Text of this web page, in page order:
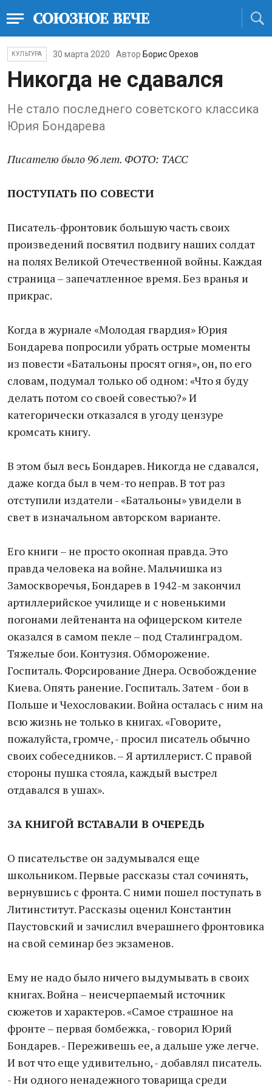
КУЛЬТУРА 30 марта 2020 Автор Борис Орехов
Никогда не сдавался
Не стало последнего советского классика
Юрия Бондарева
Писателю было 96 лет. ФОТО: ТАСС
ПОСТУПАТЬ ПО СОВЕСТИ
Писатель-фронтовик большую часть своих
произведений посвятил подвигу наших солдат
на полях Великой Отечественной войны. Каждая
страница – запечатленное время. Без вранья и
прикрас.
Когда в журнале «Молодая гвардия» Юрия
Бондарева попросили убрать острые моменты
из повести «Батальоны просят огня», он, по его
словам, подумал только об одном: «Что я буду
делать потом со своей совестью?» И
категорически отказался в угоду цензуре
кромсать книгу.
В этом был весь Бондарев. Никогда не сдавался,
даже когда был в чем-то неправ. В тот раз
отступили издатели - «Батальоны» увидели в
свет в изначальном авторском варианте.
Его книги – не просто окопная правда. Это
правда человека на войне. Мальчишка из
Замоскворечья, Бондарев в 1942-м закончил
артиллерийское училище и с новенькими
погонами лейтенанта на офицерском кителе
оказался в самом пекле – под Сталинградом.
Тяжелые бои. Контузия. Обморожение.
Госпиталь. Форсирование Днера. Освобождение
Киева. Опять ранение. Госпиталь. Затем - бои в
Польше и Чехословакии. Война осталась с ним на
всю жизнь не только в книгах. «Говорите,
пожалуйста, громче, - просил писатель обычно
своих собеседников. – Я артиллерист. С правой
стороны пушка стояла, каждый выстрел
отдавался в ушах».
ЗА КНИГОЙ ВСТАВАЛИ В ОЧЕРЕДЬ
О писательстве он задумывался еще
школьником. Первые рассказы стал сочинять,
вернувшись с фронта. С ними пошел поступать в
Литинститут. Рассказы оценил Константин
Паустовский и зачислил вчерашнего фронтовика
на свой семинар без экзаменов.
Ему не надо было ничего выдумывать в своих
книгах. Война – неисчерпаемый источник
сюжетов и характеров. «Самое страшное на
фронте – первая бомбежка, - говорил Юрий
Бондарев. - Переживешь ее, а дальше уже легче.
И вот что еще удивительно, - добавлял писатель.
- Ни одного ненадежного товарища среди